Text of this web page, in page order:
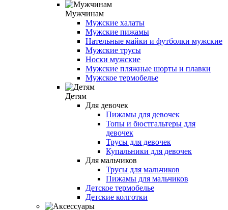
Мужчинам
Мужские халаты
Мужские пижамы
Нательные майки и футболки мужские
Мужские трусы
Носки мужские
Мужские пляжные шорты и плавки
Мужское термобелье
Детям
Для девочек
Пижамы для девочек
Топы и бюстгальтеры для
девочек
Трусы для девочек
Купальники для девочек
Для мальчиков
Трусы для мальчиков
Пижамы для мальчиков
Детское термобелье
Детские колготки